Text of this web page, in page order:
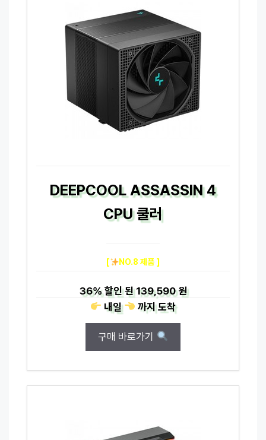
DEEPCOOL ASSASSIN 4
CPU 쿨러
[ NO.8 제품 ]
36%할인 된139,590 원
내일
까지도착
구매 바로가기